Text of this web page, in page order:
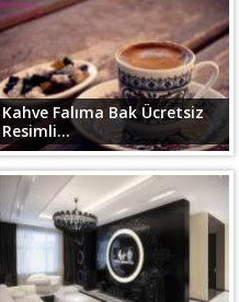
Kahve Falıma Bak Ücretsiz
Resimli...